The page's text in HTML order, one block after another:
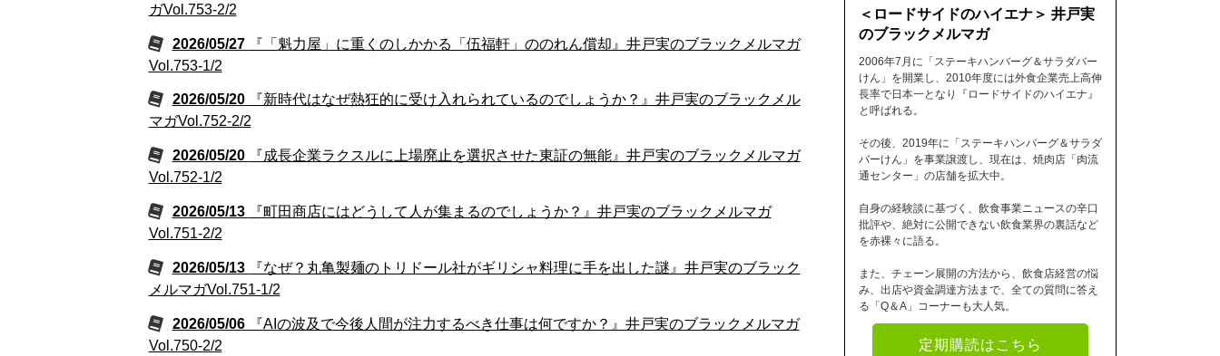
ガVol.753-2/2
2026/05/27
『「魁力屋」に重くのしかかる「伍福軒」ののれん償却』井戸実のブラックメルマガ
Vol.753-1/2
2026/05/20
『新時代はなぜ熱狂的に受け入れられているのでしょうか？』井戸実のブラックメル
マガVol.752-2/2
2026/05/20
『成長企業ラクスルに上場廃止を選択させた東証の無能』井戸実のブラックメルマガ
Vol.752-1/2
2026/05/13
『町田商店にはどうして人が集まるのでしょうか？』井戸実のブラックメルマガ
Vol.751-2/2
2026/05/13
『なぜ？丸亀製麺のトリドール社がギリシャ料理に手を出した謎』井戸実のブラック
メルマガVol.751-1/2
2026/05/06
『AIの波及で今後人間が注力するべき仕事は何ですか？』井戸実のブラックメルマガ
Vol.750-2/2
＜ロードサイドのハイエナ＞ 井戸実
のブラックメルマガ
2006年7月に「ステーキハンバーグ＆サラダバー
けん」を開業し、2010年度には外食企業売上高伸
長率で日本一となり『ロードサイドのハイエナ』
と呼ばれる。
その後、2019年に「ステーキハンバーグ＆サラダ
バーけん」を事業譲渡し、現在は、焼肉店「肉流
通センター」の店舗を拡大中。
自身の経験談に基づく、飲食事業ニュースの辛口
批評や、絶対に公開できない飲食業界の裏話など
を赤裸々に語る。
また、チェーン展開の方法から、飲食店経営の悩
み、出店や資金調達方法まで、全ての質問に答え
る「Q＆A」コーナーも大人気。
定期購読はこちら